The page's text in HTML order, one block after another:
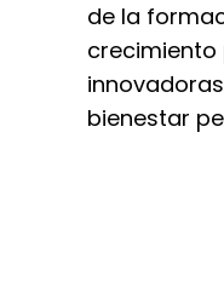
de la
crecimiento
bienestar